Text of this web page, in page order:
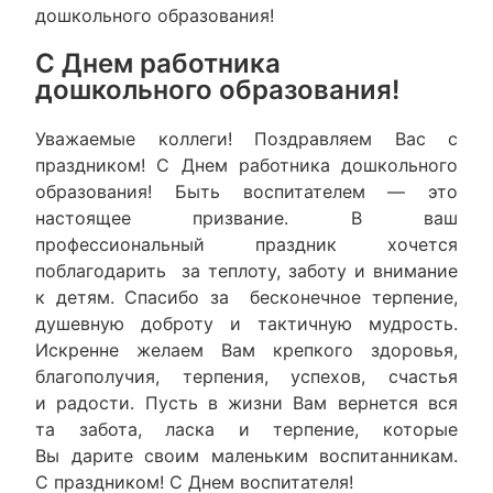
дошкольного образования!
С Днем работника
дошкольного образования!
Уважаемые коллеги! Поздравляем Вас с
праздником! С Днем работника дошкольного
образования! Быть воспитателем — это
настоящее призвание. В ваш
профессиональный праздник хочется
поблагодарить за теплоту, заботу и внимание
к детям. Спасибо за бесконечное терпение,
душевную доброту и тактичную мудрость.
Искренне желаем Вам крепкого здоровья,
благополучия, терпения, успехов, счастья
и радости. Пусть в жизни Вам вернется вся
та забота, ласка и терпение, которые
Вы дарите своим маленьким воспитанникам.
С праздником! С Днем воспитателя!